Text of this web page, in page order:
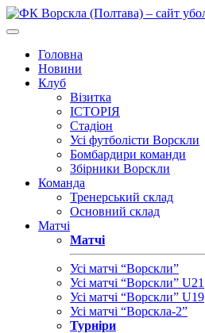
Головна
Новини
Клуб
Візитка
ІСТОРІЯ
Стадіон
Усі футболісти Ворскли
Бомбардири команди
Збірники Ворскли
Команда
Тренерський склад
Основний склад
Матчі
Матчі
Усі матчі “Ворскли”
Усі матчі “Ворскли” U21
Усі матчі “Ворскли” U19
Усі матчі “Ворскла-2”
Турніри